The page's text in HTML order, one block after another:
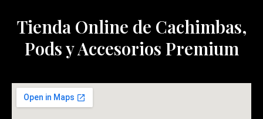
Tienda Online de Cachimbas,
Pods y Accesorios Premium